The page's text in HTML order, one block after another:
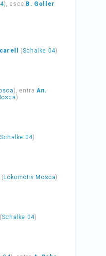
), esce B. Goller
(Schalke 04)
), entraAn.
)
Schalke 04)
( Lokomotiv Mosca)
(Schalke 04)